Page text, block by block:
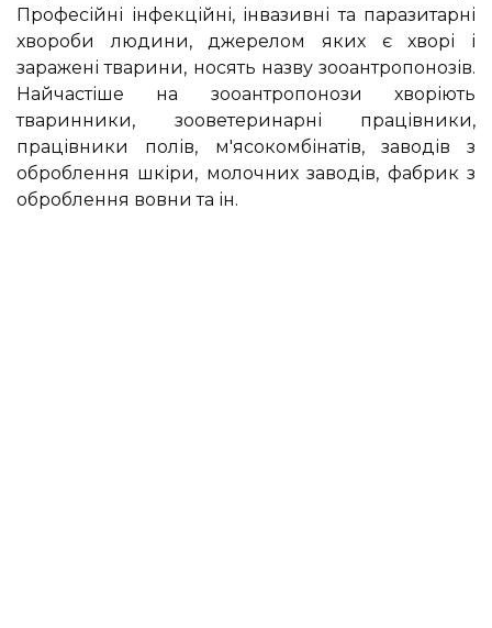
Професійні інфекційні, інвазивні та паразитарні
хвороби людини, джерелом яких є хворі і
заражені тварини, носять назву зооантропонозів.
Найчастіше на зооантропонози хворіють
тваринники, зооветеринарні працівники,
працівники полів, м'ясокомбінатів, заводів з
оброблення шкіри, молочних заводів, фабрик з
оброблення вовни та ін.